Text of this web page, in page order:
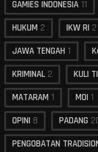
GAMIES INDONESIA 11
HUKUM 2 IKW RI 2
JAWA TENGAH 1
KRIMINAL 2 KULI
MATARAM 1 MOI 1
OPINI 8 PADANG
PENGOBATAN